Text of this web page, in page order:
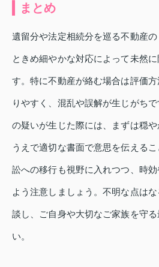
まとめ
遺留分や法定相続分を巡る不動産
ときめ細やかな対応によって未然
す。特に不動産が絡む場合は評価
りやすく、混乱や誤解が生じがち
の疑いが生じた際には、まずは穏
うえで適切な書面で意思を伝える
訟への移行も視野に入れつつ、時
よう注意しましょう。不明な点は
談し、ご自身や大切なご家族を守
い。